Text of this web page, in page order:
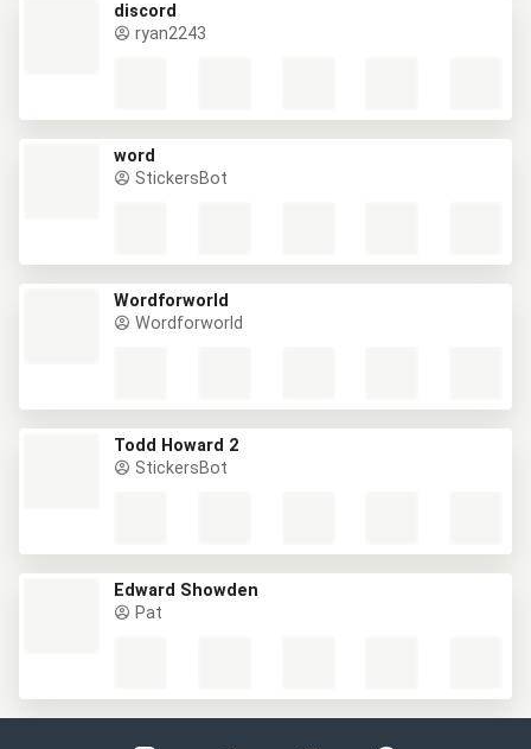
discord
ryan2243
word
StickersBot
Wordforworld
Wordforworld
Todd Howard 2
StickersBot
Edward Showden
Pat